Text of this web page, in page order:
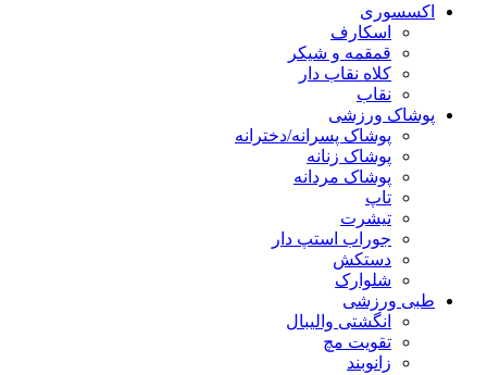
اکسسوری
اسکارف
قمقمه و شیکر
کلاه نقاب دار
نقاب
پوشاک ورزشی
پوشاک پسرانه/دخترانه
پوشاک زنانه
پوشاک مردانه
تاپ
تیشرت
جوراب استپ دار
دستکش
شلوارک
طبی ورزشی
انگشتی واليبال
تقویت مچ
زانوبند